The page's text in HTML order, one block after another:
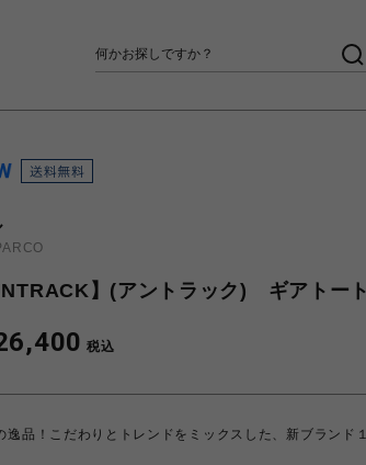
】(アントラック) ギアトー
税込
逸品！こだわりとトレンドをミックスした、新ブランド１